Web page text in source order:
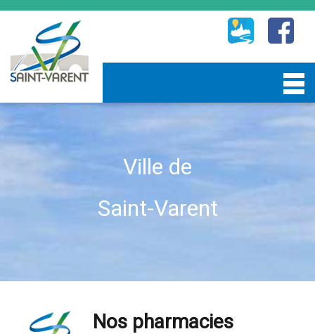
Ville de
Saint-Varent
Nos pharmacies